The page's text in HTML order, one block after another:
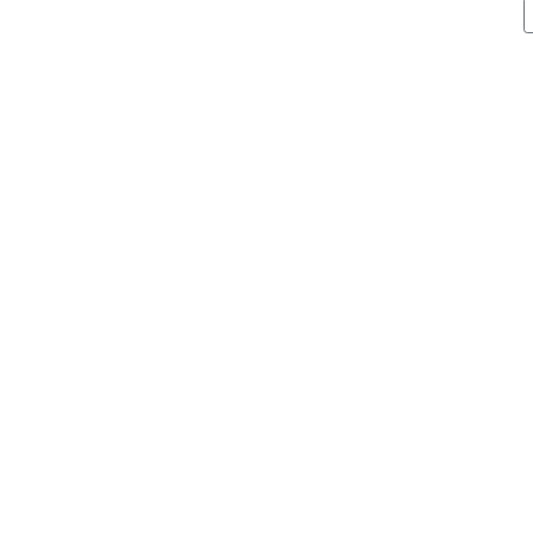
DE PROIECTE PENTRU PROGRAMUL INTERREG NEXT